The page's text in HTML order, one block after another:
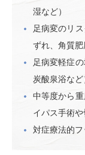
湿など）
足病変のリ
ずれ、角質肥
足病変軽症
炭酸泉浴など
中等度から
イパス手術や
対症療法的フ